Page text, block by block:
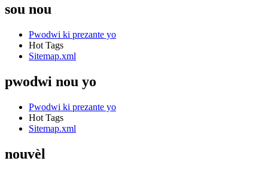
sou nou
Pwodwi ki prezante yo
Hot Tags
Sitemap.xml
pwodwi nou yo
Pwodwi ki prezante yo
Hot Tags
Sitemap.xml
nouvèl